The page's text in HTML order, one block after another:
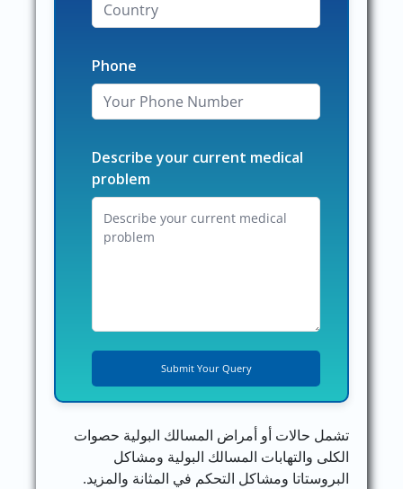
Phone
Describe your current medical
problem
تشمل حالات أو أمراض المسالك البولية حصوات
الكلى والتهابات المسالك البولية ومشاكل
البروستاتا ومشاكل التحكم في المثانة والمزيد.